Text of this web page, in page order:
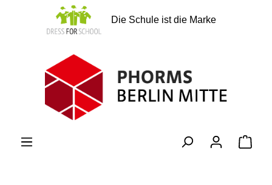
springen
Die Schule ist die Marke